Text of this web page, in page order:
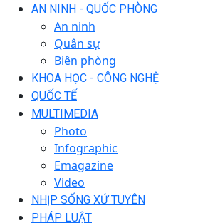
AN NINH - QUỐC PHÒNG
An ninh
Quân sự
Biên phòng
KHOA HỌC - CÔNG NGHỆ
QUỐC TẾ
MULTIMEDIA
Photo
Infographic
Emagazine
Video
NHỊP SỐNG XỨ TUYÊN
PHÁP LUẬT